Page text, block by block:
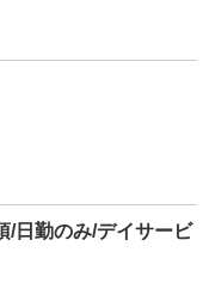
/日勤のみ/デイサービ